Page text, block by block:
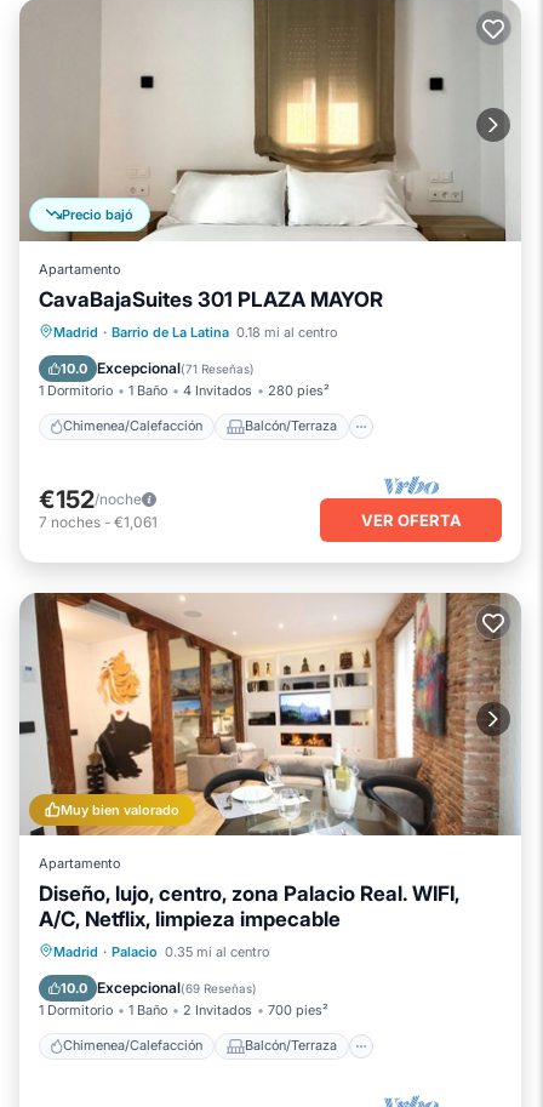
Precio bajó
Apartamento
CavaBajaSuites 301 PLAZA MAYOR
Madrid · Barrio de La Latina 0.18 mi al centro
10.0 Excepcional(71 Reseñas)
1 Dormitorio 1 Baño 4 Invitados 280 pies²
Chimenea/Calefacción Balcón/Terraza
Chimenea/Calefacción
Balcón/Terraza
Cocina
Aire acondicionado
€152/noche
7 noches - €1,061 VER OFERTA
Muy bien valorado
Apartamento
Diseño, lujo, centro, zona Palacio Real. WIFI,
A/C, Netflix, limpieza impecable
Madrid · Palacio 0.35 mi al centro
10.0 Excepcional(69 Reseñas)
1 Dormitorio 1 Baño 2 Invitados 700 pies²
Chimenea/Calefacción Balcón/Terraza
Chimenea/Calefacción
Cocina
Aparcamiento